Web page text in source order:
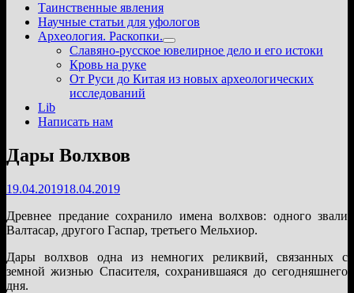
Таинственные явления
Научные статьи для уфологов
Археология. Раскопки.
Показать
подменю
Славяно-русское ювелирное дело и его истоки
Кровь на руке
От Руси до Китая из новых археологических
исследований
Lib
Написать нам
Дары Волхвов
19.04.201918.04.2019
Древнее предание сохранило имена волхвов: одного звали
Валтасар, другого Гаспар, третьего Мельхиор.
Дары волхвов одна из немногих реликвий, связанных с
земной жизнью Спасителя, сохранившаяся до сегодняшнего
дня.